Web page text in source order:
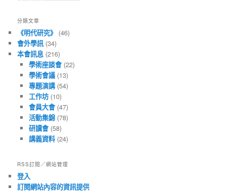
章
分類文章
《明代研究》 (46)
會外學訊(34)
本會訊息 (216)
學術座談會(22)
學術會議(13)
專題演講(54)
工作坊(10)
會員大會(47)
活動集錦(78)
研讀會(58)
講義資料(24)
RSS訂閱／網站管理
登入
訂閱網站內容的資訊提供